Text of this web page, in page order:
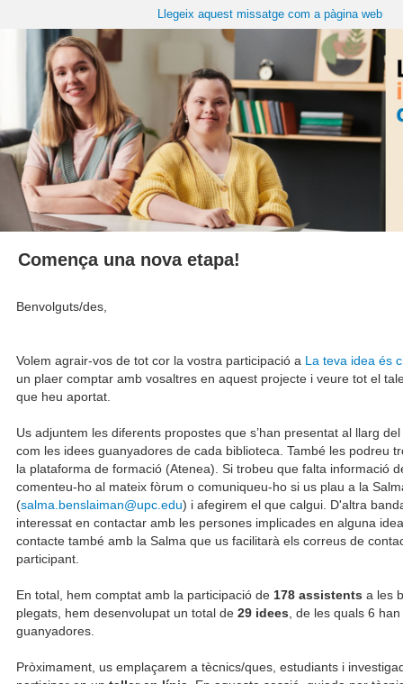
Llegeix aquest missatge com a pàgina web
Comença una nova etapa!
Benvolguts/des,
Volem agrair-vos de tot cor la vostra participació a La teva idea és
un plaer comptar amb vosaltres en aquest projecte i veure tot el
que heu aportat.
Us adjuntem les diferents propostes que s’han presentat al llarg
com les idees guanyadores de cada biblioteca. També les podreu
la plataforma de formació (Atenea). Si trobeu que falta informació
comenteu-ho al mateix fòrum o comuniqueu-ho si us plau a la
(salma.benslaiman@upc.edu) i afegirem el que calgui. D'altra
interessat en contactar amb les persones implicades en alguna
contacte també amb la Salma que us facilitarà els correus de
participant.
En total, hem comptat amb la participació de 178 assistents a les
plegats, hem desenvolupat un total de 29 idees , de les quals 6
guanyadores.
Pròximament, us emplaçarem a tècnics/ques, estudiants i